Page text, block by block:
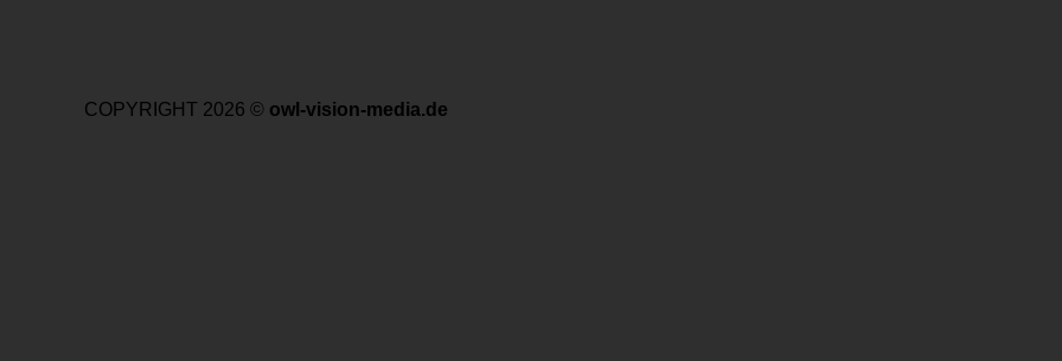
COPYRIGHT 2026 © owl-vision-media.de